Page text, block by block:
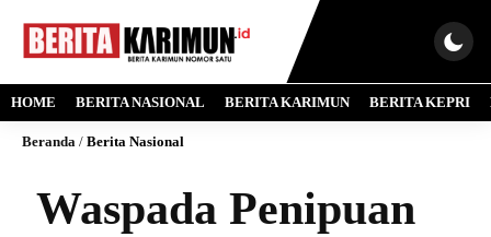
HOME BERITA NASIONAL BERITA KARIMUN BERITA KEPRI
Beranda / Berita Nasional
Waspada Penipuan